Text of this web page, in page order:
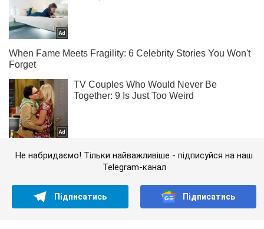
Не набридаємо! Тільки найважливіше - підписуйся на наш
Telegram-канал
Підписатись Підписатись